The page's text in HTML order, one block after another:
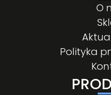
O
Polityka